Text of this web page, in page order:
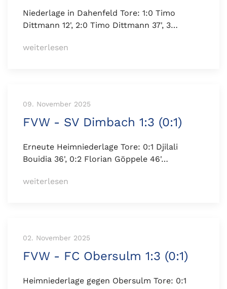
Niederlage in Dahenfeld Tore: 1:0 Timo
Dittmann 12', 2:0 Timo Dittmann 37', 3…
weiterlesen
09. November 2025
FVW - SV Dimbach 1:3 (0:1)
Erneute Heimniederlage Tore: 0:1 Djilali
Bouidia 36', 0:2 Florian Göppele 46'…
weiterlesen
02. November 2025
FVW - FC Obersulm 1:3 (0:1)
Heimniederlage gegen Obersulm Tore: 0:1